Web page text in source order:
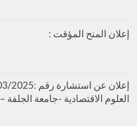
إعلان المنح المؤقت :
العلوم الاقتصادية -جامعة الجلفة –